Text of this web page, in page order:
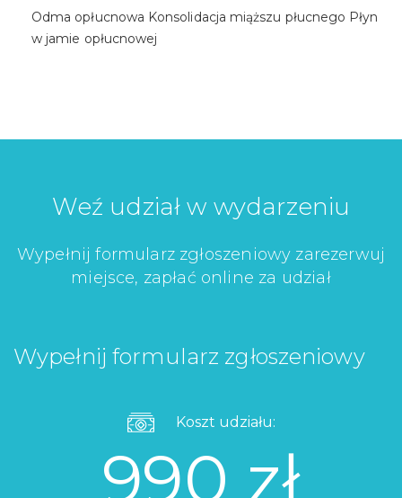
Odma opłucnowa Konsolidacja miąższu płucnego Płyn
w jamie opłucnowej
Weź udział w wydarzeniu
Wypełnij formularz zgłoszeniowy zarezerwuj
miejsce, zapłać online za udział
Wypełnij formularz zgłoszeniowy
Koszt udziału:
990 zł